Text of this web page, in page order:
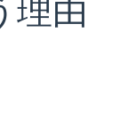
理由